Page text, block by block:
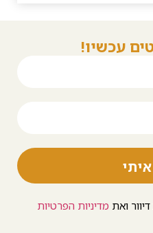
עכשיו!
ואת מדיניות הפרטיות